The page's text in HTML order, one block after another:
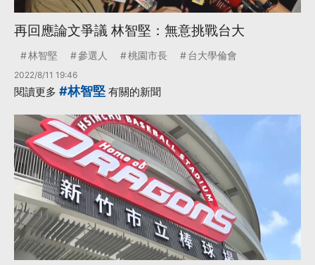
再回應論文爭議 林智堅：無意挑戰台大
林智堅 參選人 桃園市長 台大學倫會
2022/8/11 19:46
閱讀更多 #林智堅有關的新聞